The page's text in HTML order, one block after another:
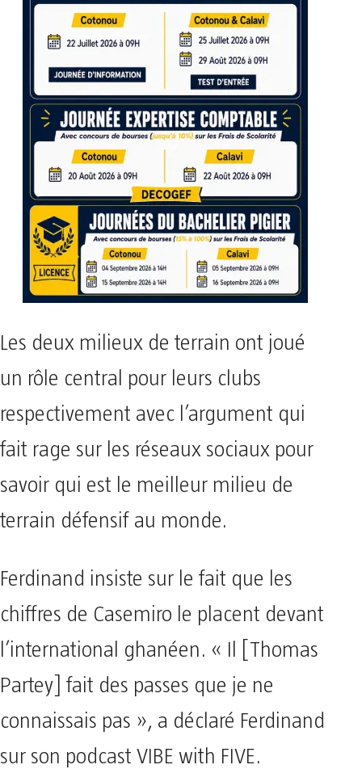
Les deux milieux de terrain ont joué
un rôle central pour leurs clubs
respectivement avec l’argument qui
fait rage sur les réseaux sociaux pour
savoir qui est le meilleur milieu de
terrain défensif au monde.
Ferdinand insiste sur le fait que les
chiffres de Casemiro le placent devant
l’international ghanéen. « Il [Thomas
Partey] fait des passes que je ne
connaissais pas », a déclaré Ferdinand
sur son podcast VIBE with FIVE.